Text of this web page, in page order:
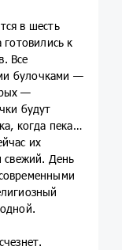
в шесть
к
Все
булочками —
—
будут
когда пекари
их
свежий. День